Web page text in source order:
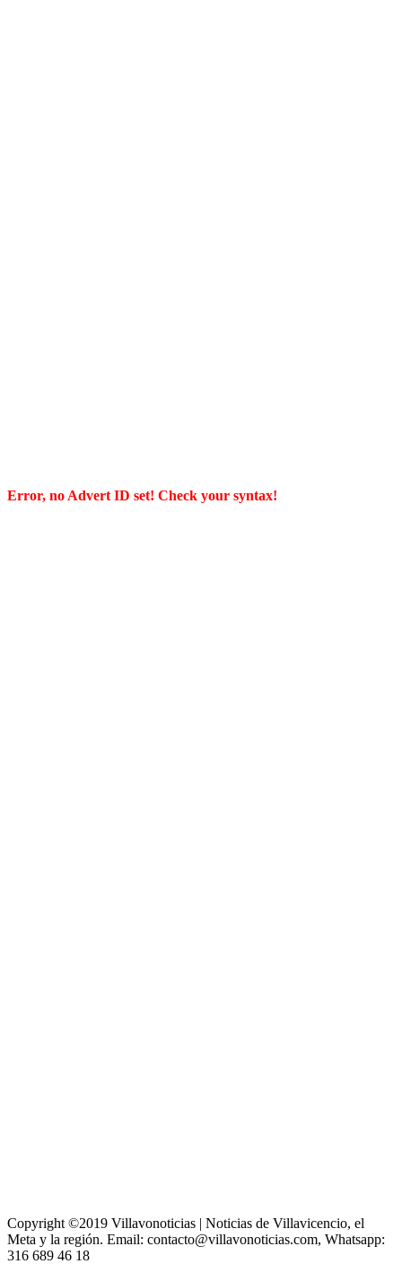
Error, no Advert ID set! Check your syntax!
Copyright ©2019 Villavonoticias | Noticias de Villavicencio, el
Meta y la región. Email: contacto@villavonoticias.com, Whatsapp:
316 689 46 18